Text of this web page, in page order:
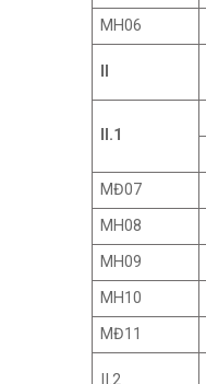
MH06
II.1
MĐ07
MH08
MH09
MH10
MĐ11